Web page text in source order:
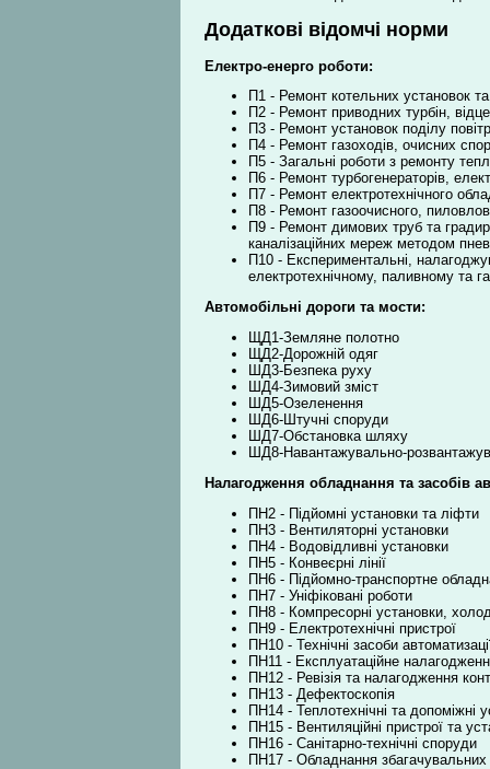
Додаткові відомчі норми
Електро-енерго роботи:
П1 - Ремонт котельних установок
П2 - Ремонт приводних турбін,
П3 - Ремонт установок поділу
П4 - Ремонт газоходів, очисних
П5 - Загальні роботи з ремонту
П6 - Ремонт турбогенераторів,
П7 - Ремонт електротехнічного
П8 - Ремонт газоочисного,
П9 - Ремонт димових труб та
каналізаційних мереж методом
П10 - Експериментальні,
електротехнічному, паливному та
Автомобільні дороги та мости:
ЩД1-Земляне полотно
ЩД2-Дорожній одяг
ШД3-Безпека руху
ШД4-Зимовий зміст
ШД5-Озеленення
ШД6-Штучні споруди
ШД7-Обстановка шляху
ШД8-Навантажувально-
Налагодження обладнання та засобів
ПН2 - Підйомні установки та ліфти
ПН3 - Вентиляторні установки
ПН4 - Водовідливні установки
ПН5 - Конвеєрні лінії
ПН6 - Підйомно-транспортне
ПН7 - Уніфіковані роботи
ПН8 - Компресорні установки,
ПН9 - Електротехнічні пристрої
ПН10 - Технічні засоби
ПН11 - Експлуатаційне
ПН12 - Ревізія та налагодження
ПН13 - Дефектоскопія
ПН14 - Теплотехнічні та допоміжні
ПН15 - Вентиляційні пристрої та
ПН16 - Санітарно-технічні споруди
ПН17 - Обладнання